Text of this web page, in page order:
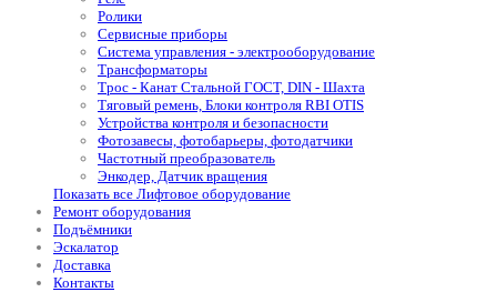
Ролики
Сервисные приборы
Система управления - электрооборудование
Трансформаторы
Трос - Канат Стальной ГОСТ, DIN - Шахта
Тяговый ремень, Блоки контроля RBI OTIS
Устройства контроля и безопасности
Фотозавесы, фотобарьеры, фотодатчики
Частотный преобразователь
Энкодер, Датчик вращения
Показать все Лифтовое оборудование
Ремонт оборудования
Подъёмники
Эскалатор
Доставка
Контакты